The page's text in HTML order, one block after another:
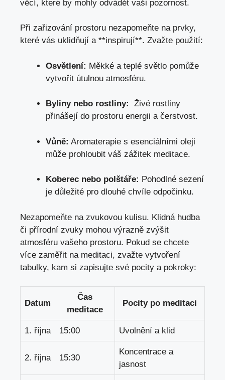
věcí, které by mohly odvádět vaši pozornost.
Při zařizování prostoru nezapomeňte na prvky,
které vás uklidňují ⁣a **inspirují**. Zvažte použití:
Osvětlení: Měkké a teplé světlo pomůže
vytvořit útulnou atmosféru.
Byliny nebo rostliny:
‍ Živé rostliny‍
přinášejí do prostoru energii a čerstvost.
Vůně: Aromaterapie s esenciálními ‍oleji
může prohloubit váš zážitek meditace.
Koberec nebo polštáře: Pohodlné sezení
je důležité pro ⁣dlouhé chvíle odpočinku.
Nezapomeňte na zvukovou kulisu. Klidná hudba
či přírodní zvuky mohou výrazně zvýšit​
atmosféru vašeho ‌prostoru.​ Pokud se chcete
více‌ zaměřit ⁤na meditaci, zvažte vytvoření
tabulky,​ kam si zapisujte své pocity a pokroky:
Datum
Čas
meditace
Pocity po meditaci
1. října 15:00 Uvolnění a klid
2. října 15:30
Koncentrace a
jasnost